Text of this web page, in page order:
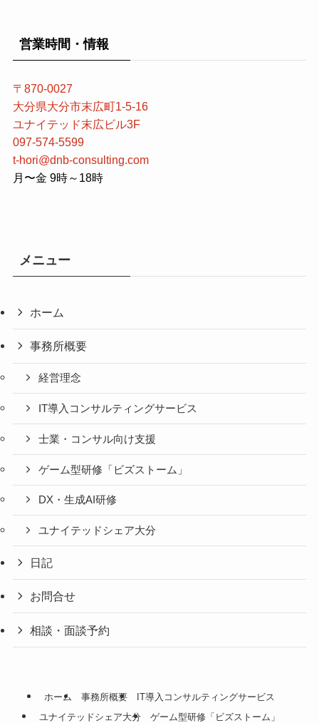
営業時間・情報
〒870-0027
大分県大分市末広町1-5-16
ユナイテッド末広ビル3F
097-574-5599
t-hori@dnb-consulting.com
月〜金 9時～18時
メニュー
ホーム
事務所概要
経営理念
IT導入コンサルティングサービス
士業・コンサル向け支援
ゲーム型研修「ビズストーム」
DX・生成AI研修
ユナイテッドシェア大分
日記
お問合せ
相談・面談予約
ホーム 事務所概要
IT導入コンサルティングサービス
ユナイテッドシェア大分
ゲーム型研修「ビズストーム」